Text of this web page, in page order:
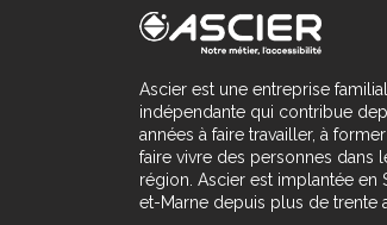
Ascier est une entreprise
indépendante qui contribue
années à faire travailler, à
faire vivre des personnes dans
région. Ascier est implantée en
et-Marne depuis plus de trente